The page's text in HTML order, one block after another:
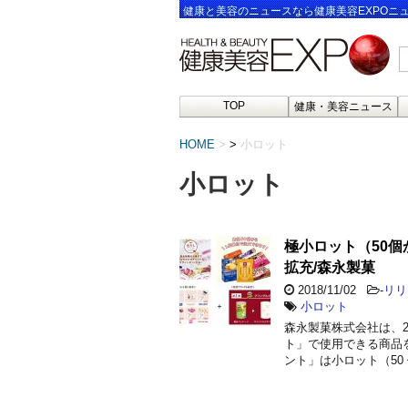
健康と美容のニュースなら健康美容EXPOニ
TOP 健康・美容ニュース
HOME > 小ロット
小ロット
極小ロット（50個
拡充/森永製菓
2018/11/02 - リ
小ロット
森永製菓株式会社は、
ト」で使用できる商
ント」は小ロット（50